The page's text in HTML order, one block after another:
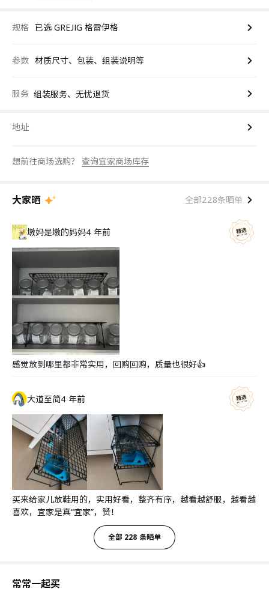
规格 已选 GREJIG 格雷伊格
参数 材质尺寸、包装、组装说明等
服务 组装服务、无忧退货
地址
想前往商场选购？ 查询宜家商场库存
大家晒 全部228条晒单
墩妈是墩的妈妈4 年前
感觉放到哪里都非常实用，回购回购，质量也很好👍
大道至简4 年前
买来给家儿放鞋用的，实用好看，整齐有序，越看越舒服，越看越
喜欢，宜家是真“宜家”，赞！
全部 228 条晒单
常常一起买